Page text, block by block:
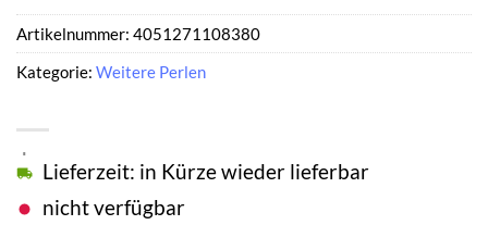
Lieferzeit: in Kürze wieder lieferbar
nicht verfügbar
Artikelnummer: 4051271108380
Kategorie: Weitere Perlen